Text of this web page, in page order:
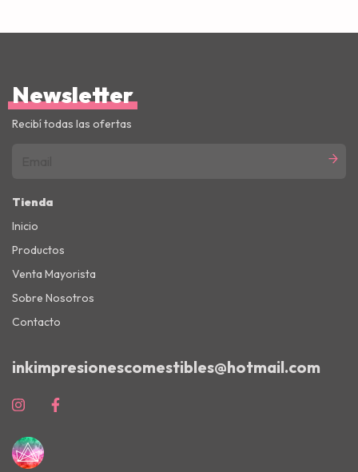
Newsletter
Recibí todas las ofertas
Tienda
Inicio
Productos
Venta Mayorista
Sobre Nosotros
Contacto
inkimpresionescomestibles@hotmail.com